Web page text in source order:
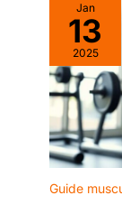
Jan
13
2025
Guide